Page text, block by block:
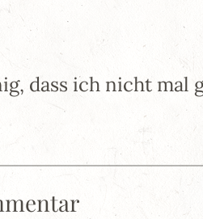
dass ich nicht mal